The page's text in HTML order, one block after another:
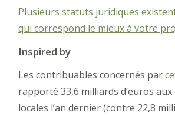
Plusieurs statuts juridiques
qui correspond le mieux à votre
Inspired by
Les contribuables concernés par
rapporté 33,6 milliards d’euros
locales l’an dernier (contre 22,8